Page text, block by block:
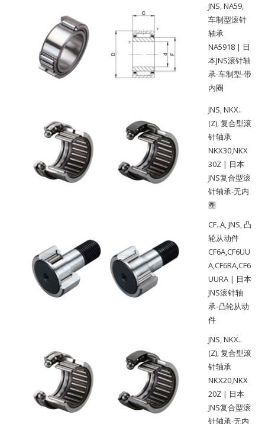
JNS,NA59,
车制型滚针
轴承
NA5918 | 日
本JNS滚针轴
承-车制型-带
内圈
JNS,NKX..
(Z),复合型滚
针轴承
NKX30,NKX
30Z | 日本
JNS复合型滚
针轴承-无内
圈
CF..A,JNS, 凸
轮从动件
CF6A,CF6UU
A,CF6RA,CF6
UURA | 日本
JNS滚针轴
承-凸轮从动
件
JNS,NKX..
(Z),复合型滚
针轴承
NKX20,NKX
20Z | 日本
JNS复合型滚
针轴承-无内